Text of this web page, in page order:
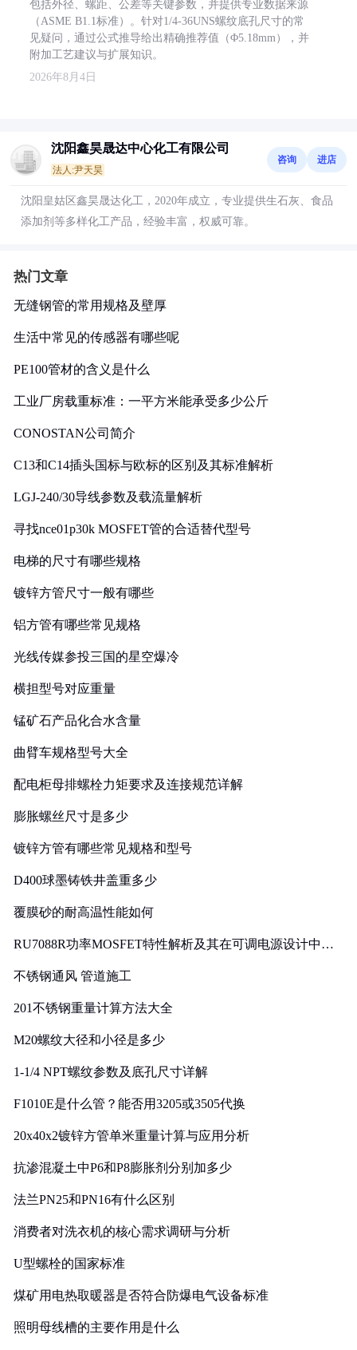
包括外径、螺距、公差等关键参数，并提供专业数据来源
（ASME B1.1标准）。针对1/4-36UNS螺纹底孔尺寸的常
见疑问，通过公式推导给出精确推荐值（Φ5.18mm），并
附加工艺建议与扩展知识。
2026年8月4日
沈阳鑫昊晟达中心化工有限公司
法人:尹天昊
咨询 进店
沈阳皇姑区鑫昊晟达化工，2020年成立，专业提供生石灰、食品
添加剂等多样化工产品，经验丰富，权威可靠。
热门文章
无缝钢管的常用规格及壁厚
生活中常见的传感器有哪些呢
PE100管材的含义是什么
工业厂房载重标准：一平方米能承受多少公斤
CONOSTAN公司简介
C13和C14插头国标与欧标的区别及其标准解析
LGJ-240/30导线参数及载流量解析
寻找nce01p30k MOSFET管的合适替代型号
电梯的尺寸有哪些规格
镀锌方管尺寸一般有哪些
铝方管有哪些常见规格
光线传媒参投三国的星空爆冷
横担型号对应重量
锰矿石产品化合水含量
曲臂车规格型号大全
配电柜母排螺栓力矩要求及连接规范详解
膨胀螺丝尺寸是多少
镀锌方管有哪些常见规格和型号
D400球墨铸铁井盖重多少
覆膜砂的耐高温性能如何
RU7088R功率MOSFET特性解析及其在可调电源设计中的
不锈钢通风 管道施工
201不锈钢重量计算方法大全
M20螺纹大径和小径是多少
1-1/4 NPT螺纹参数及底孔尺寸详解
F1010E是什么管？能否用3205或3505代换
20x40x2镀锌方管单米重量计算与应用分析
抗渗混凝土中P6和P8膨胀剂分别加多少
法兰PN25和PN16有什么区别
消费者对洗衣机的核心需求调研与分析
U型螺栓的国家标准
煤矿用电热取暖器是否符合防爆电气设备标准
照明母线槽的主要作用是什么